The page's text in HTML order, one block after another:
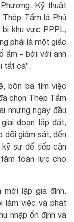
Kỹ thuật
Tấm lá Phú
bị khu vực PPPL,
phải là một giấc
ấm - bởi với anh
tất cả”.
bôn ba tìm việc
chọn Thép Tấm
những ngày đầu
đoạn lắp đặt,
dõi giám sát, đến
kỹ sư để tiếp cận
tâm toàn lực cho
mới lập gia đình.
làm việc và phát
nhập ổn định và